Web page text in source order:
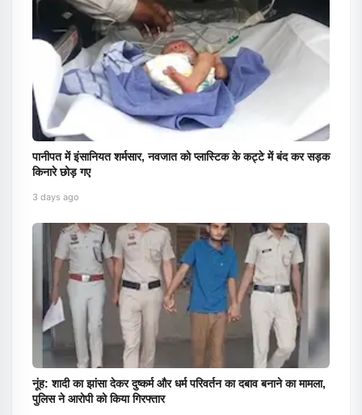
पानीपत में इंसानियत शर्मसार, नवजात को प्लास्टिक के कट्टे में बंद कर सड़क
किनारे छोड़ गए
3 days ago
नूंह: शादी का झांसा देकर दुष्कर्म और धर्म परिवर्तन का दबाव बनाने का मामला,
पुलिस ने आरोपी को किया गिरफ्तार